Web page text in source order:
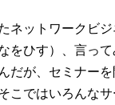
ネットワークビ
をひす）、言っ
だが、セミナー
こではいろんなサ